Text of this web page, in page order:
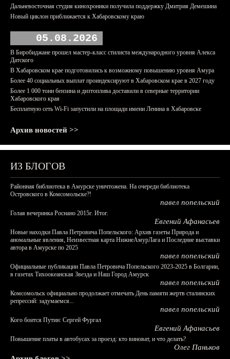
Дальневосточная студия кинохроники получила поддержку Дмитрия Демешина
Новый циклон приближается к Хабаровскому краю
05.08.2026
В Биробиджане прошел мастер-класс стилиста международного уровня Алекса
Датского
В Хабаровском крае подготовились к возможному повышению уровня Амура
Более 40 социальных выплат проиндексируют в Хабаровском крае в 2027 году
Более 1 000 тонн бензина и дизтоплива доставили в северные территории
Хабаровского края
Бесплатную сеть Wi-Fi запустили на площади имени Ленина в Хабаровске
Архив новостей >>
ИЗ БЛОГОВ
Районная библиотека в Амурске уничтожена. На очереди библиотека
Островского в Комсомольске?!
павел попельский
Голая вечеринка Роснано 2015г. Итог.
Евгений Афанасьев
Новые находки Павла Петровича Попельского: Архив газеты Природа и
аномальные явления, Неизвестная карта НижнеАмурЛага и Последние выставки
автора в Амурске по 2025
павел попельский
Официальные публикации Павла Петровича Попельского 2023-2025 в Болгарии,
в газетах Тихоокеанская Звезда и Наш Город Амурск
павел попельский
Комсомольск официально продолжает отмечать День памяти жертв сталинских
репрессий: задумаемся...
павел попельский
Кого боится Путин: Сергей Фургал
Евгений Афанасьев
Повышение платы в автобусах за проезд: кто виноват, и что делать?
Олег Паньков